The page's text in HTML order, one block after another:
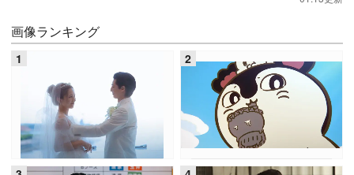
画像ランキング